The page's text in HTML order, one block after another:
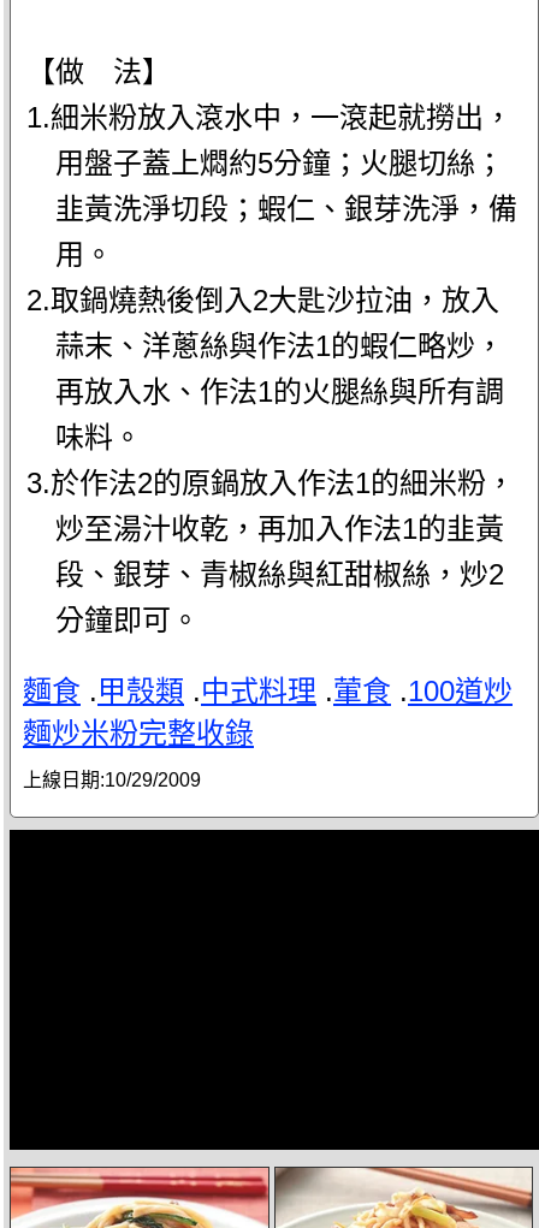
【做 法】
1.細米粉放入滾水中，一滾起就撈出，
用盤子蓋上燜約5分鐘；火腿切絲；
韭黃洗淨切段；蝦仁、銀芽洗淨，備
用。
2.取鍋燒熱後倒入2大匙沙拉油，放入
蒜末、洋蔥絲與作法1的蝦仁略炒，
再放入水、作法1的火腿絲與所有調
味料。
3.於作法2的原鍋放入作法1的細米粉，
炒至湯汁收乾，再加入作法1的韭黃
段、銀芽、青椒絲與紅甜椒絲，炒2
分鐘即可。
麵食 .甲殼類 .中式料理 .葷食 .100道炒
麵炒米粉完整收錄
上線日期:10/29/2009